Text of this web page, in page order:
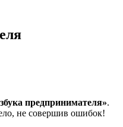
предпринимателя».
не совершив ошибок!